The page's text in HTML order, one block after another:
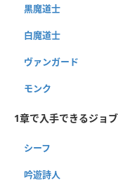
黒魔道士
白魔道士
ヴァンガード
モンク
1章で入手できるジョブ
シーフ
吟遊詩人